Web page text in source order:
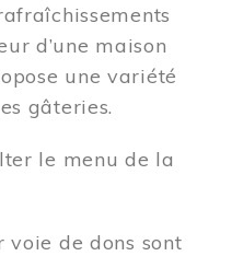
d’une maison
une variété
gâteries.
le menu de la
voie de dons sont